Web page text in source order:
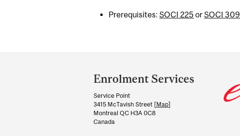
Prerequisites:SOCI 225 orSOCI 309
and
University
Information
Enrolment Services
Service Point
3415 McTavish Street [Map]
Montreal QC H3A 0C8
Canada